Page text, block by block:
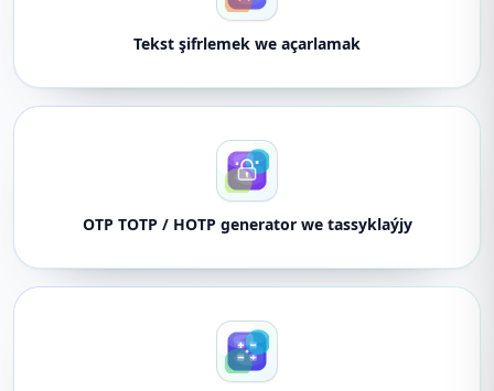
Tekst şifrlemek we açarlamak
OTP TOTP / HOTP generator we tassyklaýjy